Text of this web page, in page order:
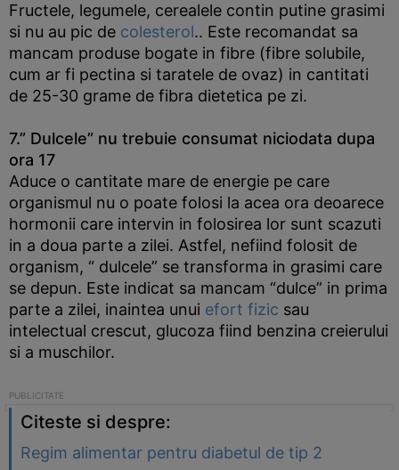
Fructele, legumele, cerealele contin putine grasimi
si nu au pic de colesterol.. Este recomandat sa
mancam produse bogate in fibre (fibre solubile,
cum ar fi pectina si taratele de ovaz) in cantitati
de 25-30 grame de fibra dietetica pe zi.
7.” Dulcele” nu trebuie consumat niciodata dupa
ora 17
Aduce o cantitate mare de energie pe care
organismul nu o poate folosi la acea ora deoarece
hormonii care intervin in folosirea lor sunt scazuti
in a doua parte a zilei. Astfel, nefiind folosit de
organism, “ dulcele” se transforma in grasimi care
se depun. Este indicat sa mancam “dulce” in prima
parte a zilei, inaintea unui efort fizic sau
intelectual crescut, glucoza fiind benzina creierului
si a muschilor.
Citeste si despre:
Regim alimentar pentru diabetul de tip 2